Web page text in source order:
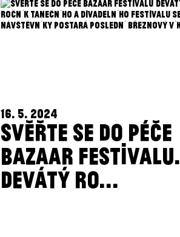
16. 5. 2024
SVĚŘTE SE DO PÉČE
BAZAAR FESTIVALU.
DEVÁTÝ RO...